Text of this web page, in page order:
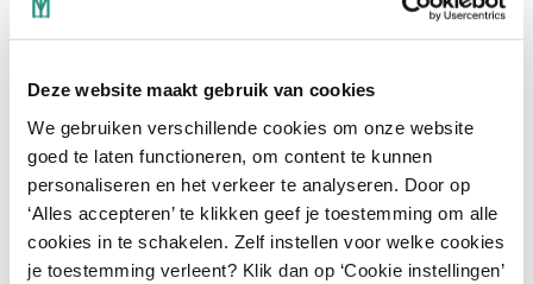
Deze website maakt gebruik van cookies
We gebruiken verschillende cookies om onze website
goed te laten functioneren, om content te kunnen
personaliseren en het verkeer te analyseren. Door op
‘Alles accepteren’ te klikken geef je toestemming om alle
cookies in te schakelen. Zelf instellen voor welke cookies
je toestemming verleent? Klik dan op ‘Cookie instellingen’
Foto door Daily Catch
De machinepark tour laat zien hoe het
TextielLab voortdurend in ontwikkeling is.